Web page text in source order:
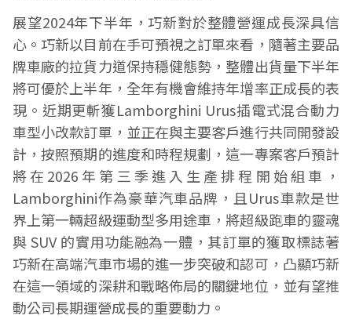
展望2024年下半年，巧新對於整體營運成長深具信
心。巧新以目前在手可預視之訂單來看，隨著主要品
牌車廠的拉貨力道保持穩健態勢，整體出貨量下半年
將可優於上半年，全年有機會維持年增率正成長的表
現。近期更斬獲Lamborghini Urus插電式混合動力
車型小改款訂單，並正在與主要客戶進行共同開發設
計，按照預期的進度和時程規劃，這一專案客戶預計
將在2026年第三季進入生產排程開始組車，
Lamborghini作為豪華汽車品牌，且Urus車款是世
界上第一輛超級運動型多用途車，將超級跑車的靈魂
與 SUV 的實用功能融為一體，其訂單的獲取標誌著
巧新在高端汽車市場的進一步突破和認可，凸顯巧新
在這一領域的深耕和戰略佈局的關鍵地位，並有望推
動公司長期運營成長的重要動力。